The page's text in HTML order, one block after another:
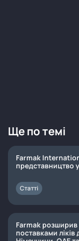
Ще по темі
Farmak
Статті
Farmak
поставками ліків